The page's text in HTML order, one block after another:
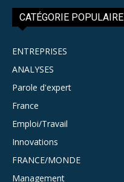
CATÉGORIE POPULAIRE
ENTREPRISES
ANALYSES
Parole d'expert
France
Emploi/Travail
Innovations
FRANCE/MONDE
Management